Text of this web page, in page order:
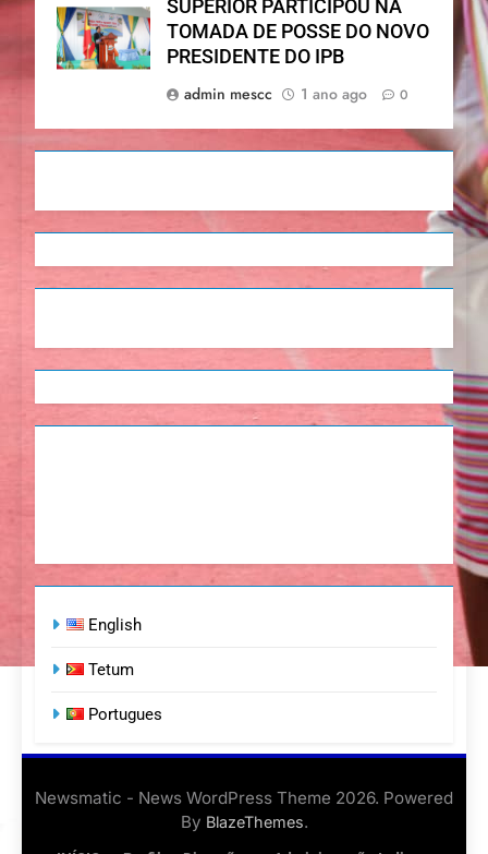
SUPERIOR PARTICIPOU NA
TOMADA DE POSSE DO NOVO
PRESIDENTE DO IPB
admin mescc
1 ano ago 0
English
Tetum
Portugues
Newsmatic - News WordPress Theme 2026. Powered
By BlazeThemes.